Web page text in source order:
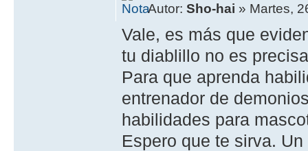
Autor:Sho-hai » Martes,
Vale, es más que
tu diablillo no es
Para que aprenda
entrenador de
habilidades para
Espero que te sirva.